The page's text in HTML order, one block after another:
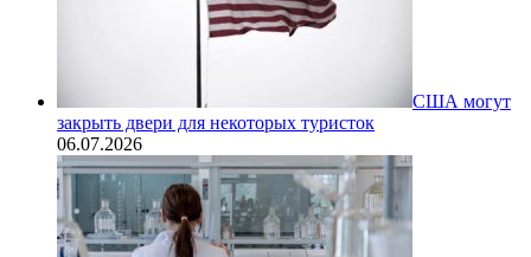
США могут
закрыть двери для некоторых туристок
06.07.2026